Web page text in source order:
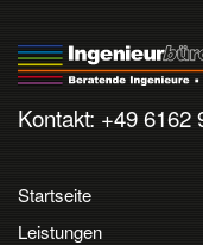
Kontakt: +49 6162
Startseite
Leistungen